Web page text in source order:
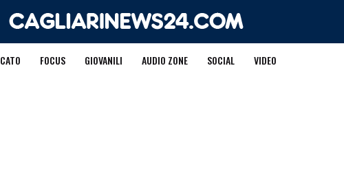
FOCUS GIOVANILI AUDIO ZONE SOCIAL VIDEO